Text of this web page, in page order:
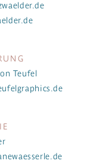
Teufel